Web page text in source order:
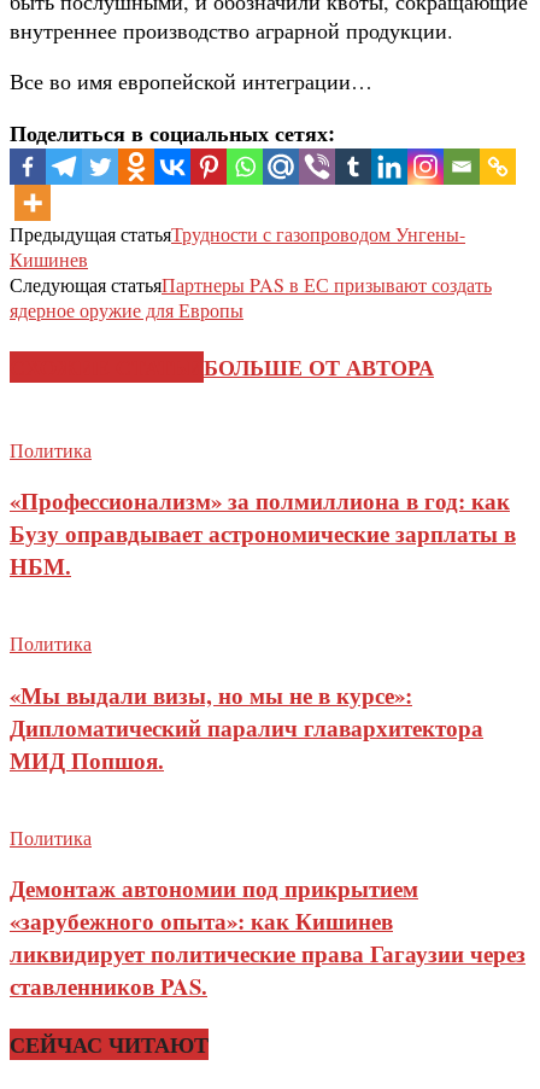
внутреннее производство аграрной продукции.
Все во имя европейской интеграции…
Поделиться в социальных сетях:
Предыдущая статьяТрудности с газопроводом Унгены-
Кишинев
Следующая статьяПартнеры PAS в ЕС призывают создать
ядерное оружие для Европы
БОЛЬШЕ ОТ АВТОРА
Политика
«Профессионализм» за полмиллиона в год: как
Бузу оправдывает астрономические зарплаты в
НБМ.
Политика
«Мы выдали визы, но мы не в курсе»:
Дипломатический паралич главархитектора
МИД Попшоя.
Политика
Демонтаж автономии под прикрытием
«зарубежного опыта»: как Кишинев
ликвидирует политические права Гагаузии через
ставленников PAS.
СЕЙЧАС ЧИТАЮТ